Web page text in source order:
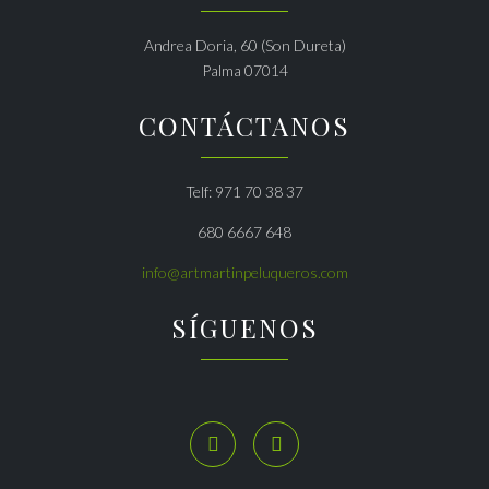
Andrea Doria, 60 (Son Dureta)
Palma 07014
CONTÁCTANOS
Telf: 971 70 38 37
680 6667 648
info@artmartinpeluqueros.com
SÍGUENOS
 